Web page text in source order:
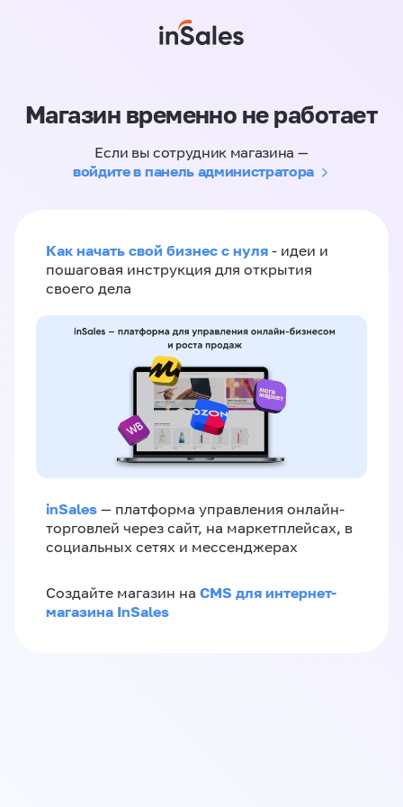
Магазин временно не работает
Если вы сотрудник магазина —
войдите в панель администратора
Как начать свой бизнес с нуля - идеи и
пошаговая инструкция для открытия
своего дела
inSales — платформа управления онлайн-
торговлей через сайт, на маркетплейсах, в
социальных сетях и мессенджерах
Создайте магазин на CMS для интернет-
магазина InSales